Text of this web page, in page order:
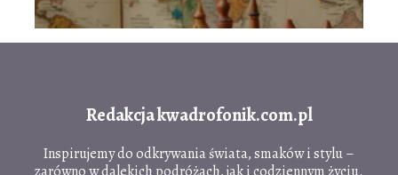
Redakcja kwadrofonik.com.pl
Inspirujemy do odkrywania świata, smaków i stylu –
zarówno w dalekich podróżach, jak i codziennym życiu.